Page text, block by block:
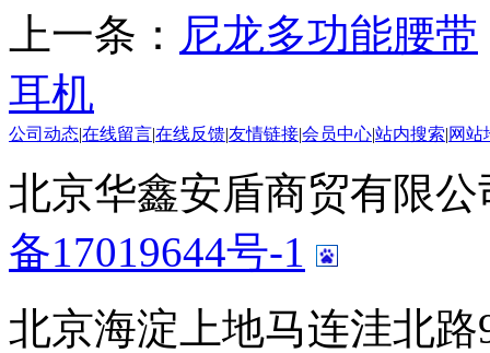
上一条： 尼龙多功能腰带
耳机
公司动态|在线留言|在线反馈|友情链接|会员中心|站内搜索|网站
北京华鑫安盾商贸有限
备17019644号-1
北京海淀上地马连洼北